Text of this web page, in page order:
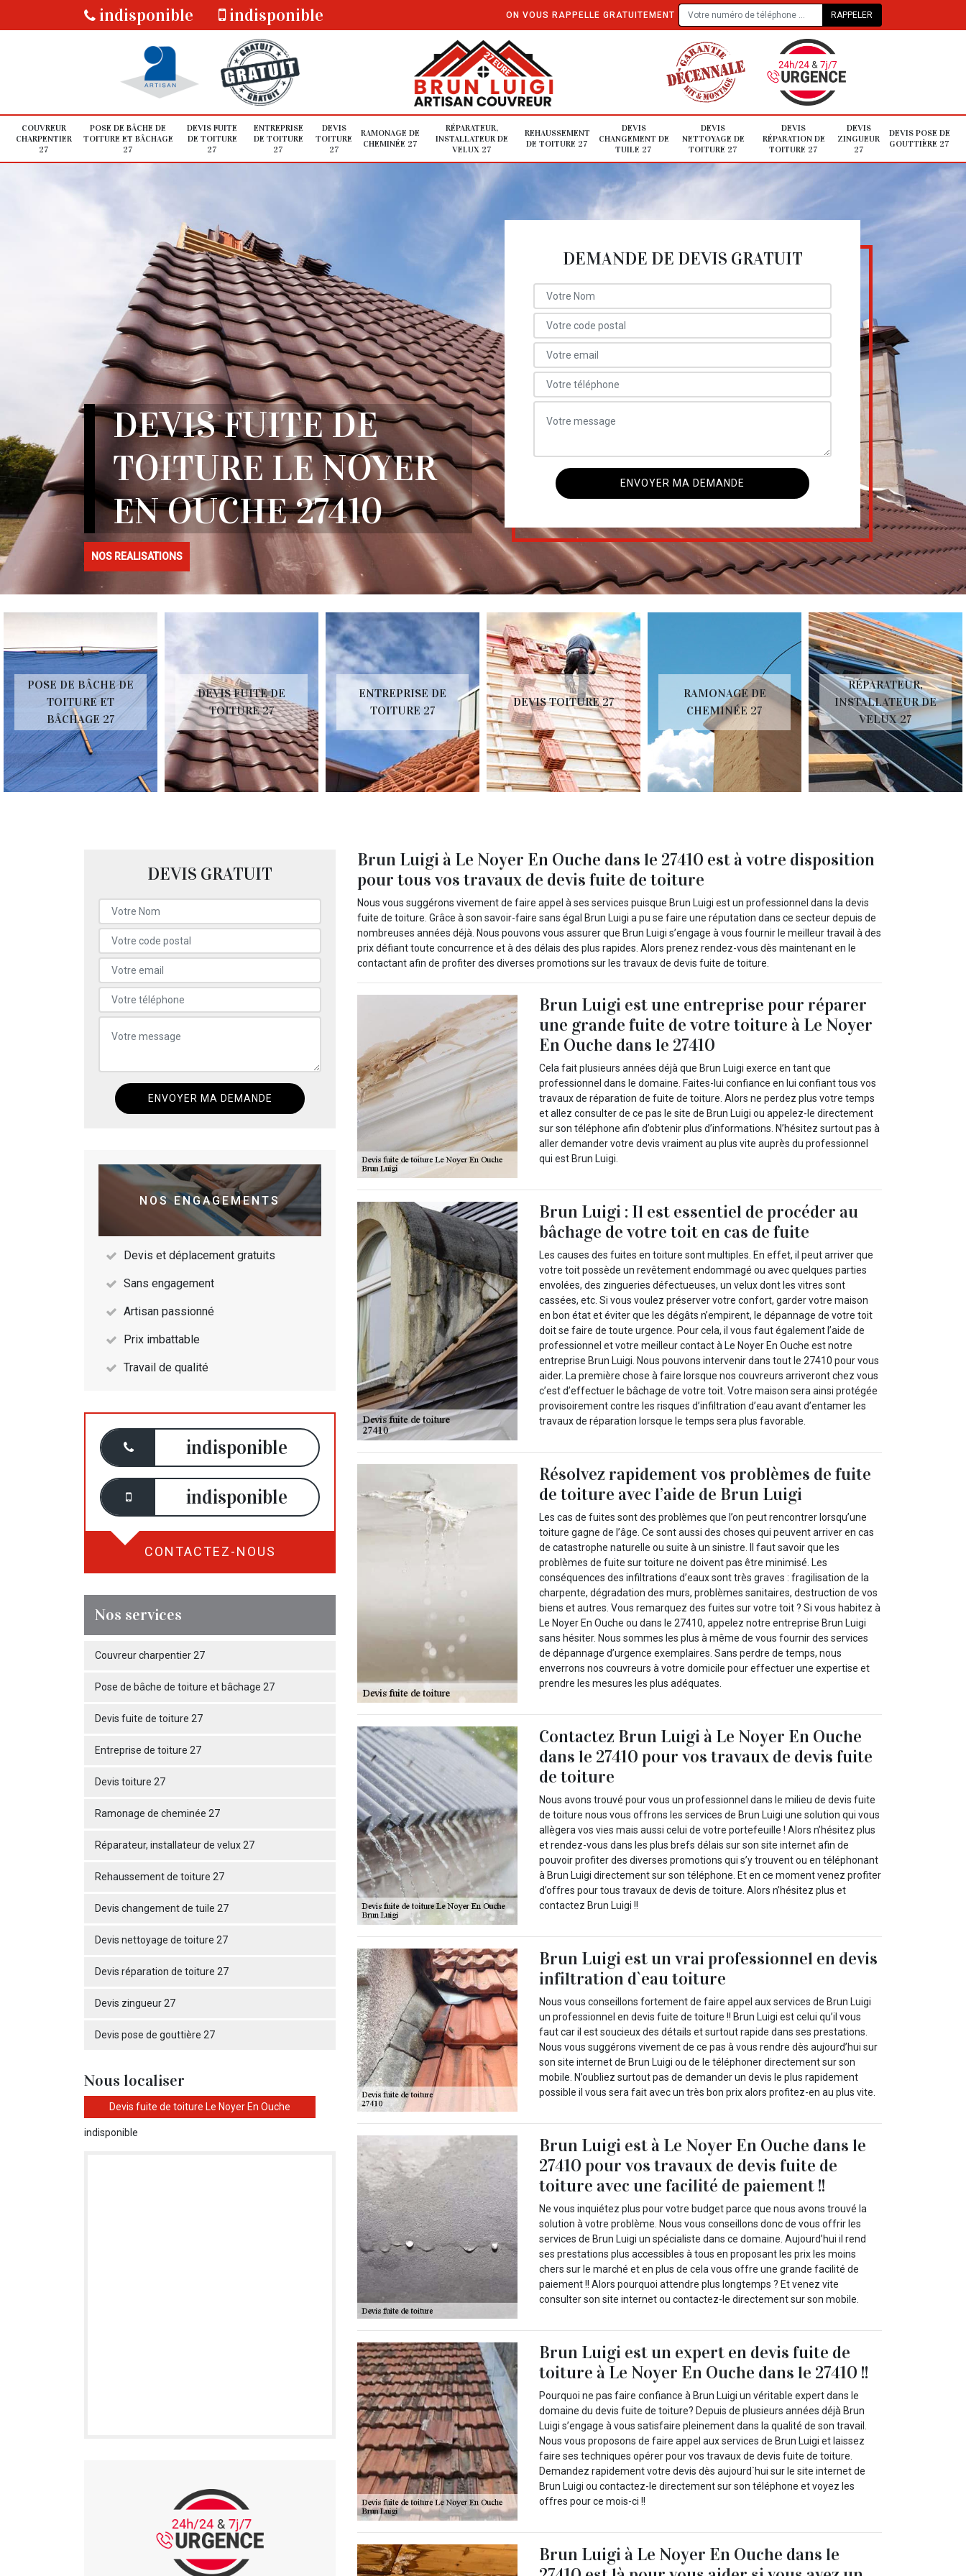
indisponible indisponible ON VOUS RAPPELLE GRATUITEMENT
COUVREUR
CHARPENTIER
27
POSE DE BÂCHE DE
TOITURE ET BÂCHAGE
27
DEVIS FUITE
DE TOITURE
27
ENTREPRISE
DE TOITURE
27
DEVIS
TOITURE
27
RAMONAGE DE
CHEMINÉE 27
RÉPARATEUR,
INSTALLATEUR DE
VELUX 27
REHAUSSEMENT
DE TOITURE 27
DEVIS
CHANGEMENT DE
TUILE 27
DEVIS
NETTOYAGE DE
TOITURE 27
DEVIS
RÉPARATION DE
TOITURE 27
DEVIS
ZINGUEUR
27
DEVIS POSE DE
GOUTTIÈRE 27
DEVIS FUITE DE
TOITURE LE NOYER
EN OUCHE 27410
NOS REALISATIONS
DEMANDE DE DEVIS GRATUIT
POSE DE BÂCHE DE
TOITURE ET
BÂCHAGE 27
DEVIS FUITE DE
TOITURE 27
ENTREPRISE DE
TOITURE 27
DEVIS TOITURE 27
RAMONAGE DE
CHEMINÉE 27
RÉPARATEUR,
INSTALLATEUR DE
VELUX 27
DEVIS GRATUIT
NOS ENGAGEMENTS
Devis et déplacement gratuits
Sans engagement
Artisan passionné
Prix imbattable
Travail de qualité
indisponible
indisponible
CONTACTEZ-NOUS
Nos services
Couvreur charpentier 27
Pose de bâche de toiture et bâchage 27
Devis fuite de toiture 27
Entreprise de toiture 27
Devis toiture 27
Ramonage de cheminée 27
Réparateur, installateur de velux 27
Rehaussement de toiture 27
Devis changement de tuile 27
Devis nettoyage de toiture 27
Devis réparation de toiture 27
Devis zingueur 27
Devis pose de gouttière 27
Nous localiser
Devis fuite de toiture Le Noyer En Ouche
indisponible
Brun Luigi à Le Noyer En Ouche dans le 27410 est à votre disposition
pour tous vos travaux de devis fuite de toiture
Nous vous suggérons vivement de faire appel à ses services puisque Brun Luigi est un professionnel dans la devis
fuite de toiture. Grâce à son savoir-faire sans égal Brun Luigi a pu se faire une réputation dans ce secteur depuis de
nombreuses années déjà. Nous pouvons vous assurer que Brun Luigi s’engage à vous fournir le meilleur travail à des
prix défiant toute concurrence et à des délais des plus rapides. Alors prenez rendez-vous dès maintenant en le
contactant afin de profiter des diverses promotions sur les travaux de devis fuite de toiture.
Brun Luigi est une entreprise pour réparer
une grande fuite de votre toiture à Le Noyer
En Ouche dans le 27410
Cela fait plusieurs années déjà que Brun Luigi exerce en tant que
professionnel dans le domaine. Faites-lui confiance en lui confiant tous vos
travaux de réparation de fuite de toiture. Alors ne perdez plus votre temps
et allez consulter de ce pas le site de Brun Luigi ou appelez-le directement
sur son téléphone afin d’obtenir plus d’informations. N’hésitez surtout pas à
aller demander votre devis vraiment au plus vite auprès du professionnel
qui est Brun Luigi.
Brun Luigi : Il est essentiel de procéder au
bâchage de votre toit en cas de fuite
Les causes des fuites en toiture sont multiples. En effet, il peut arriver que
votre toit possède un revêtement endommagé ou avec quelques parties
envolées, des zingueries défectueuses, un velux dont les vitres sont
cassées, etc. Si vous voulez préserver votre confort, garder votre maison
en bon état et éviter que les dégâts n’empirent, le dépannage de votre toit
doit se faire de toute urgence. Pour cela, il vous faut également l’aide de
professionnel et votre meilleur contact à Le Noyer En Ouche est notre
entreprise Brun Luigi. Nous pouvons intervenir dans tout le 27410 pour vous
aider. La première chose à faire lorsque nos couvreurs arriveront chez vous
c’est d’effectuer le bâchage de votre toit. Votre maison sera ainsi protégée
provisoirement contre les risques d’infiltration d’eau avant d’entamer les
travaux de réparation lorsque le temps sera plus favorable.
Résolvez rapidement vos problèmes de fuite
de toiture avec l’aide de Brun Luigi
Les cas de fuites sont des problèmes que l’on peut rencontrer lorsqu’une
toiture gagne de l’âge. Ce sont aussi des choses qui peuvent arriver en cas
de catastrophe naturelle ou suite à un sinistre. Il faut savoir que les
problèmes de fuite sur toiture ne doivent pas être minimisé. Les
conséquences des infiltrations d’eaux sont très graves : fragilisation de la
charpente, dégradation des murs, problèmes sanitaires, destruction de vos
biens et autres. Vous remarquez des fuites sur votre toit ? Si vous habitez à
Le Noyer En Ouche ou dans le 27410, appelez notre entreprise Brun Luigi
sans hésiter. Nous sommes les plus à même de vous fournir des services
de dépannage d’urgence exemplaires. Sans perdre de temps, nous
enverrons nos couvreurs à votre domicile pour effectuer une expertise et
prendre les mesures les plus adéquates.
Contactez Brun Luigi à Le Noyer En Ouche
dans le 27410 pour vos travaux de devis fuite
de toiture
Nous avons trouvé pour vous un professionnel dans le milieu de devis fuite
de toiture nous vous offrons les services de Brun Luigi une solution qui vous
allègera vos vies mais aussi celui de votre portefeuille ! Alors n’hésitez plus
et rendez-vous dans les plus brefs délais sur son site internet afin de
pouvoir profiter des diverses promotions qui s’y trouvent ou en téléphonant
à Brun Luigi directement sur son téléphone. Et en ce moment venez profiter
d’offres pour tous travaux de devis de toiture. Alors n’hésitez plus et
contactez Brun Luigi !!
Brun Luigi est un vrai professionnel en devis
infiltration d`eau toiture
Nous vous conseillons fortement de faire appel aux services de Brun Luigi
un professionnel en devis fuite de toiture !! Brun Luigi est celui qu’il vous
faut car il est soucieux des détails et surtout rapide dans ses prestations.
Nous vous suggérons vivement de ce pas à vous rendre dès aujourd’hui sur
son site internet de Brun Luigi ou de le téléphoner directement sur son
mobile. N’oubliez surtout pas de demander un devis le plus rapidement
possible il vous sera fait avec un très bon prix alors profitez-en au plus vite.
Brun Luigi est à Le Noyer En Ouche dans le
27410 pour vos travaux de devis fuite de
toiture avec une facilité de paiement !!
Ne vous inquiétez plus pour votre budget parce que nous avons trouvé la
solution à votre problème. Nous vous conseillons donc de vous offrir les
services de Brun Luigi un spécialiste dans ce domaine. Aujourd’hui il rend
ses prestations plus accessibles à tous en proposant les prix les moins
chers sur le marché et en plus de cela vous offre une grande facilité de
paiement !! Alors pourquoi attendre plus longtemps ? Et venez vite
consulter son site internet ou contactez-le directement sur son mobile.
Brun Luigi est un expert en devis fuite de
toiture à Le Noyer En Ouche dans le 27410 !!
Pourquoi ne pas faire confiance à Brun Luigi un véritable expert dans le
domaine du devis fuite de toiture? Depuis de plusieurs années déjà Brun
Luigi s’engage à vous satisfaire pleinement dans la qualité de son travail.
Nous vous proposons de faire appel aux services de Brun Luigi et laissez
faire ses techniques opérer pour vos travaux de devis fuite de toiture.
Demandez rapidement votre devis dès aujourd`hui sur le site internet de
Brun Luigi ou contactez-le directement sur son téléphone et voyez les
offres pour ce mois-ci !!
Brun Luigi à Le Noyer En Ouche dans le